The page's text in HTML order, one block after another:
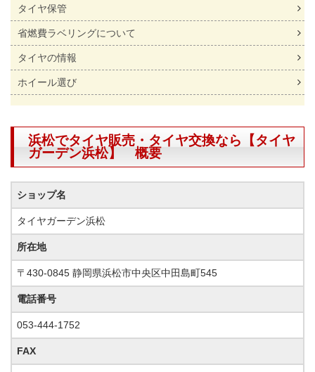
タイヤ保管
省燃費ラベリングについて
タイヤの情報
ホイール選び
浜松でタイヤ販売・タイヤ交換なら【タイヤ
ガーデン浜松】 概要
ショップ名
タイヤガーデン浜松
所在地
〒430-0845 静岡県浜松市中央区中田島町545
電話番号
053-444-1752
FAX